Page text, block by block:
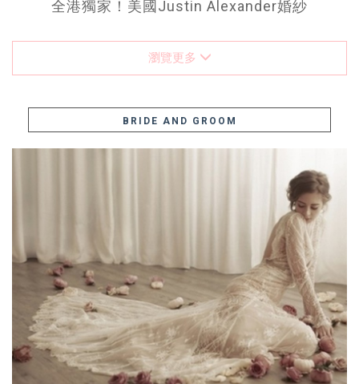
全港獨家！美國Justin Alexander婚紗
瀏覽更多
BRIDE AND GROOM